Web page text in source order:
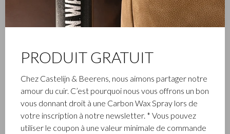
PRODUIT GRATUIT
Chez Castelijn & Beerens, nous aimons partager notre
amour du cuir. C’est pourquoi nous vous offrons un bon
vous donnant droit à une Carbon Wax Spray lors de
votre inscription à notre newsletter. * Vous pouvez
utiliser le coupon à une valeur minimale de commande